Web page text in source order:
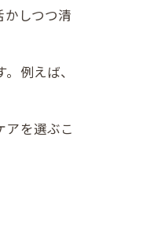
しつつ清
例えば、
を選ぶこ